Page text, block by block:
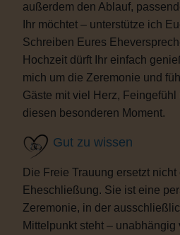
außerdem den Ablauf,
Ihr möchtet – unterstütze ich
Schreiben Eures
Hochzeit dürft Ihr einfach
mich um die Zeremonie und
Gäste mit viel Herz,
diesen besonderen Moment.
Gut zu wissen
Die Freie Trauung ersetzt
Eheschließung. Sie ist eine
Zeremonie, in der
Mittelpunkt steht –